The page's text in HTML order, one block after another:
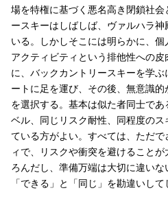
場を特権に基づく悪名高き閉鎖社
ースキーはしばしば、ヴァルハラ
いる。しかしそこには明らかに、
アクティビティという排他性への
に、バックカントリースキーを学
ートに足を運び、その後、無意識
を選択する。基本は似た者同士で
ベル、同じリスク耐性、同程度の
ている方がよい。すべては、ただ
ィで、リスクや衝突を避けること
ろんだし、準備万端は大切に違い
「できる」と「同じ」を勘違いして